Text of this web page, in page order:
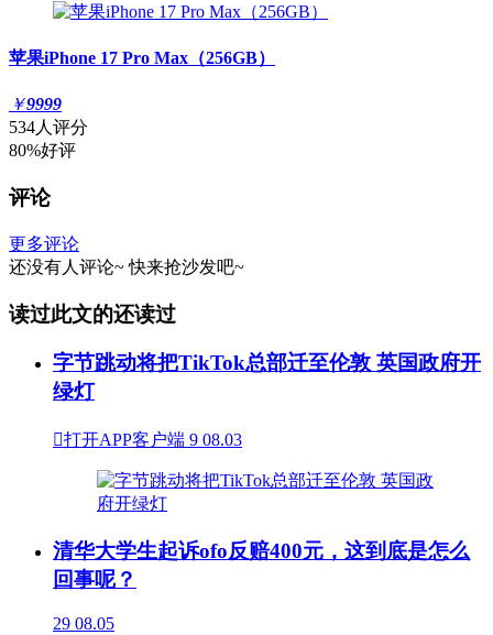
苹果iPhone 17 Pro Max（256GB）
￥9999
534人评分
80%好评
评论
更多评论
还没有人评论~ 快来抢沙发吧~
读过此文的还读过
字节跳动将把TikTok总部迁至伦敦 英国政府开
绿灯
打开APP客户端 9 08.03
清华大学生起诉ofo反赔400元，这到底是怎么
回事呢？
29 08.05